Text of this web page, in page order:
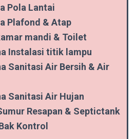
Pola Lantai
Plafond & Atap
mandi & Toilet
Instalasi titik lampu
Sanitasi Air Bersih & Air
Sanitasi Air Hujan
Resapan & Septictank
Kontrol